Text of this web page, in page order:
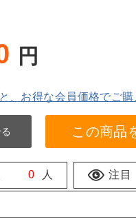
円
、お得な会員価格でご購
この商品
0 人 注目